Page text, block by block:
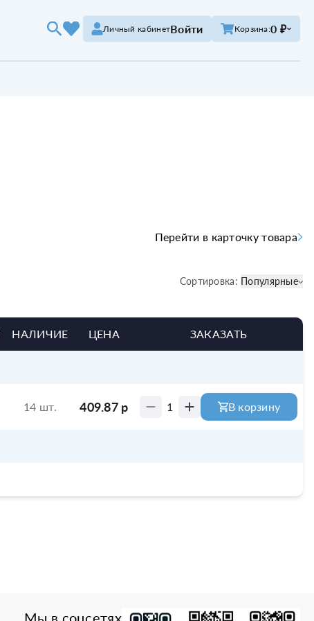
Личный кабинетВойти Корзина:0 ₽
Перейти в карточку товара
Сортировка: Популярные
НАЛИЧИЕ ЦЕНА ЗАКАЗАТЬ
14 шт. 409.87 р 1 В корзину
Мы в соцсетях